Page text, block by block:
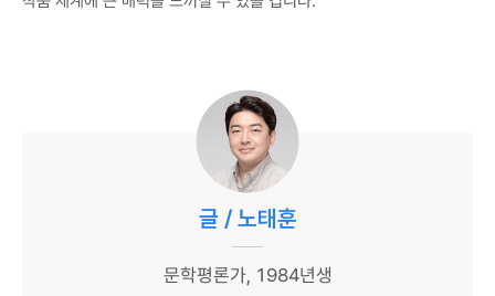
글 / 노태훈
문학평론가, 1984년생